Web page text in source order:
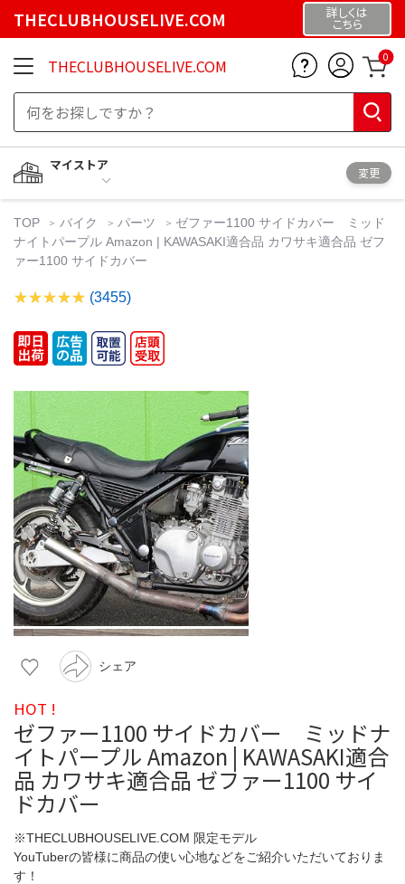
THECLUBHOUSELIVE.COM 詳しくは
こちら
THECLUBHOUSELIVE.COM 0
マイストア
変更
TOP バイク パーツ
ゼファー1100 サイドカバー ミッド
ナイトパープル Amazon | KAWASAKI適合品 カワサキ適合品 ゼフ
ァー1100 サイドカバー
(3455)
シェア
HOT !
ゼファー1100 サイドカバー ミッドナ
イトパープル Amazon | KAWASAKI適合
品 カワサキ適合品 ゼファー1100 サイ
ドカバー
※THECLUBHOUSELIVE.COM 限定モデル
YouTuberの皆様に商品の使い心地などをご紹介いただいておりま
す！